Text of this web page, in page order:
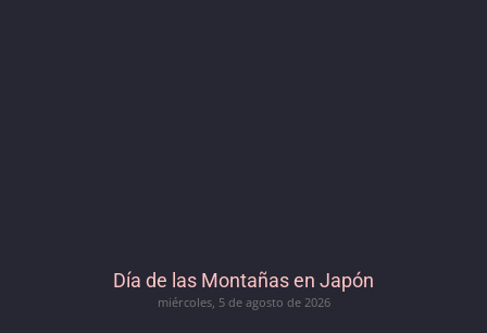
Día de las Montañas en Japón
miércoles, 5 de agosto de 2026